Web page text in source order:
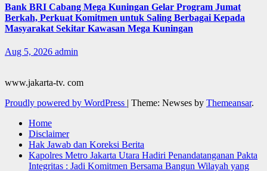
Bank BRI Cabang Mega Kuningan Gelar Program Jumat
Berkah, Perkuat Komitmen untuk Saling Berbagai Kepada
Masyarakat Sekitar Kawasan Mega Kuningan
Aug 5, 2026 admin
www.jakarta-tv. com
Proudly powered by WordPress | Theme: Newses by Themeansar.
Home
Disclaimer
Hak Jawab dan Koreksi Berita
Kapolres Metro Jakarta Utara Hadiri Penandatanganan Pakta
Integritas : Jadi Komitmen Bersama Bangun Wilayah yang